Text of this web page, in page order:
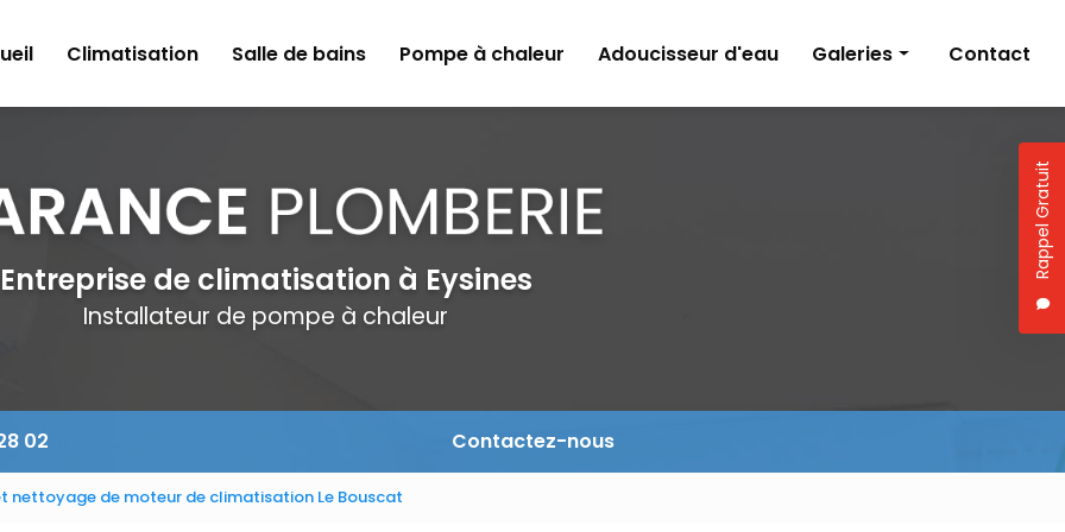
Rappel Gratuit
Climatisation Salle de bains Pompe à chaleur Adoucisseur d'eau Galeries
Création de salle de bains
Contact
Entreprise de climatisation à Eysines
Installateur de pompe à chaleur
02 Contactez-nous
nettoyage de moteur de climatisation Le Bouscat